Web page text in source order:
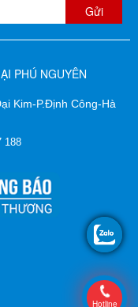
PHÚ NGUYÊN
Kim-P.Định Công-Hà
188
Hotline